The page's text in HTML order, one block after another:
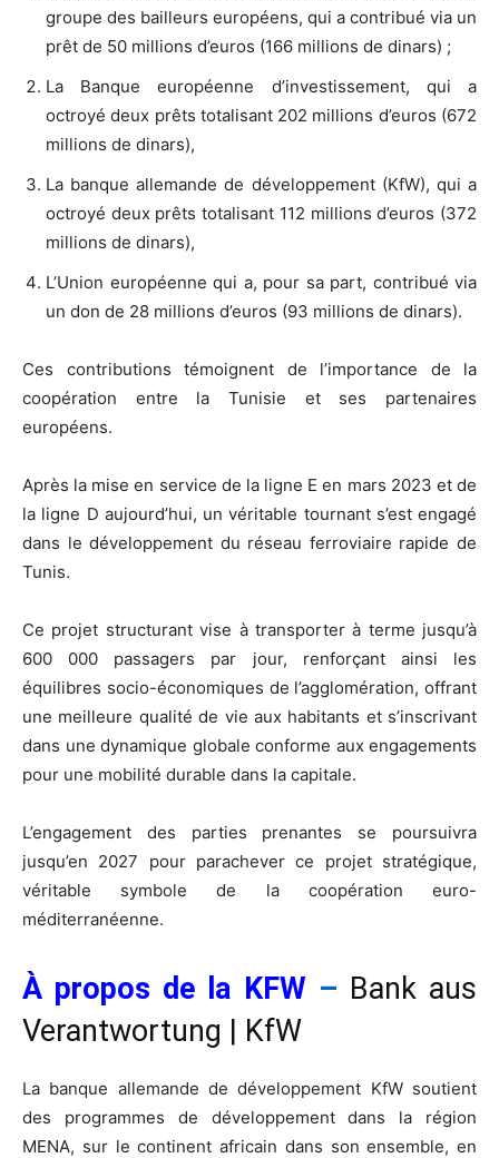
groupe des bailleurs européens, qui a contribué via un
prêt de 50 millions d’euros (166 millions de dinars) ;
La Banque européenne d’investissement, qui a
octroyé deux prêts totalisant 202 millions d’euros (672
millions de dinars),
La banque allemande de développement (KfW), qui a
octroyé deux prêts totalisant 112 millions d’euros (372
millions de dinars),
L’Union européenne qui a, pour sa part, contribué via
un don de 28 millions d’euros (93 millions de dinars).
Ces contributions témoignent de l’importance de la
coopération entre la Tunisie et ses partenaires
européens.
Après la mise en service de la ligne E en mars 2023 et de
la ligne D aujourd’hui, un véritable tournant s’est engagé
dans le développement du réseau ferroviaire rapide de
Tunis.
Ce projet structurant vise à transporter à terme jusqu’à
600 000 passagers par jour, renforçant ainsi les
équilibres socio-économiques de l’agglomération, offrant
une meilleure qualité de vie aux habitants et s’inscrivant
dans une dynamique globale conforme aux engagements
pour une mobilité durable dans la capitale.
L’engagement des parties prenantes se poursuivra
jusqu’en 2027 pour parachever ce projet stratégique,
véritable symbole de la coopération euro-
méditerranéenne.
À propos de la KFW – Bank aus
Verantwortung | KfW
La banque allemande de développement KfW soutient
des programmes de développement dans la région
MENA, sur le continent africain dans son ensemble, en